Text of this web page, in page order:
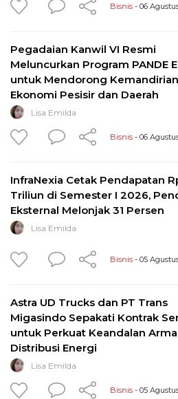
Bisnis - 06
Pegadaian Kanwil VI Resmi
Meluncurkan Program PANDE
untuk Mendorong Kemandirian
Ekonomi Pesisir dan Daerah
Lisa Emilda
Bisnis - 06
InfraNexia Cetak Pendapatan
Triliun di Semester I 2026,
Eksternal Melonjak 31 Persen
Lisa Emilda
Bisnis - 05
Astra UD Trucks dan PT Trans
Migasindo Sepakati Kontrak
untuk Perkuat Keandalan
Distribusi Energi
Lisa Emilda
Bisnis - 05